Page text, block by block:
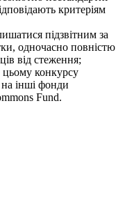
критеріям
підзвітним за
одночасно повністю
від стеження;
цьому конкурсу
інші фонди
Fund.